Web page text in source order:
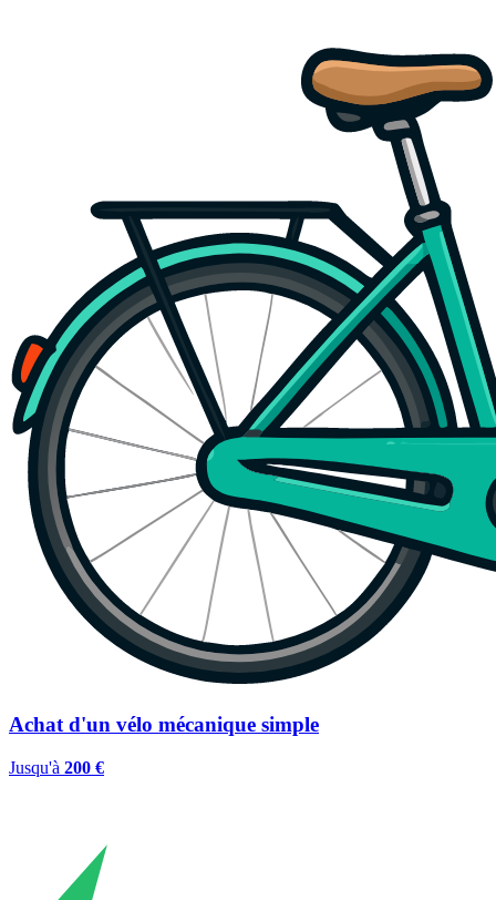
Achat d'un vélo mécanique simple
Jusqu'à 200 €